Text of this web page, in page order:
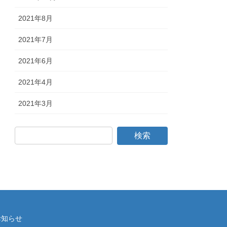
2021年8月
2021年7月
2021年6月
2021年4月
2021年3月
知らせ